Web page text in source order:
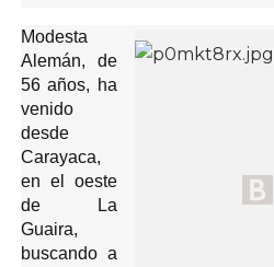
S
Modesta
Alemán, de
56 años, ha
venido
desde
Carayaca,
en el oeste
de La
Guaira,
buscando a